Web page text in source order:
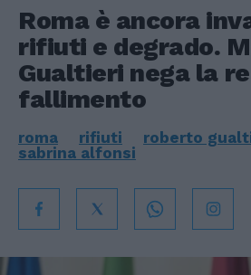
Roma è ancora
rifiuti e degrado.
Gualtieri nega la
fallimento
roma rifiuti roberto
sabrina alfonsi